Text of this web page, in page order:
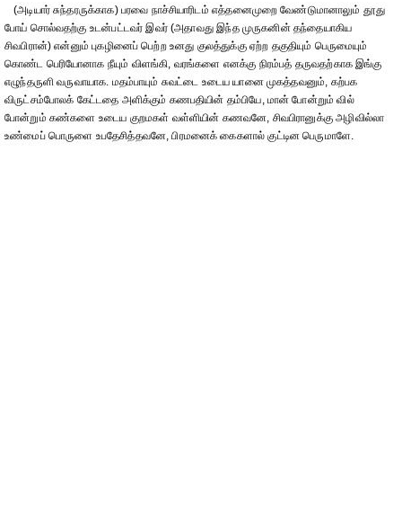
(அடியார் சுந்தரருக்காக) பரவை நாச்சியாரிடம் எத்தனைமுறை வேண்டுமானாலும் தூது
போய் சொல்வதற்கு உடன்பட்டவர் இவர் (அதாவது இந்த முருகனின் தந்தையாகிய
சிவபிரான்) என்னும் புகழினைப் பெற்ற உனது குலத்துக்கு ஏற்ற தகுதியும் பெருமையும்
கொண்ட பெரியோனாக நீயும் விளங்கி, வரங்களை எனக்கு நிரம்பத் தருவதற்காக இங்கு
எழுந்தருளி வருவாயாக. மதம்பாயும் சுவட்டை உடைய யானை முகத்தவனும், கற்பக
விருட்சம்போலக் கேட்டதை அளிக்கும் கணபதியின் தம்பியே, மான் போன்றும் வில்
போன்றும் கண்களை உடைய குறமகள் வள்ளியின் கணவனே, சிவபிரானுக்கு அழிவில்லா
உண்மைப் பொருளை உபதேசித்தவனே, பிரமனைக் கைகளால் குட்டின பெருமாளே.